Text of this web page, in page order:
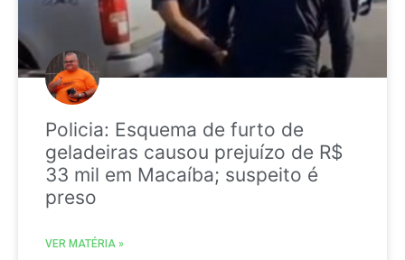
Policia: Esquema de furto de
geladeiras causou prejuízo de R$
33 mil em Macaíba; suspeito é
preso
VER MATÉRIA »